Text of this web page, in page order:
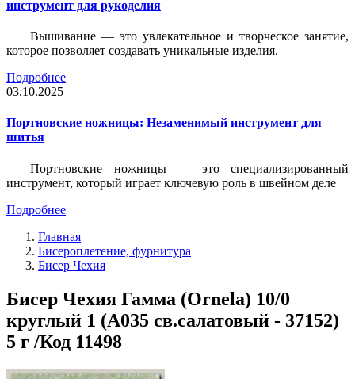
инструмент для рукоделия
Вышивание — это увлекательное и творческое занятие,
которое позволяет создавать уникальные изделия.
Подробнее
03.10.2025
Портновские ножницы: Незаменимый инструмент для
шитья
Портновские ножницы — это специализированный
инструмент, который играет ключевую роль в швейном деле
Подробнее
Главная
Бисероплетение, фурнитура
Бисер Чехия
Бисер Чехия Гамма (Ornela) 10/0
круглый 1 (A035 св.салатовый - 37152)
5 г /Код 11498